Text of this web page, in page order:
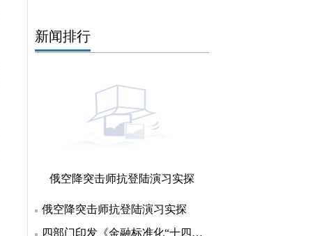
新闻排行
俄空降突击师抗登陆演习实探
俄空降突击师抗登陆演习实探
四部门印发《金融标准化“十四五”发展规划》 明确七方